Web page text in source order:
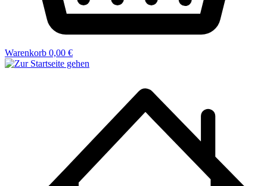
Warenkorb 0,00 €